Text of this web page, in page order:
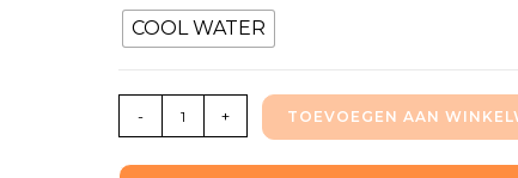
COOL WATER
- + TOEVOEGEN AAN